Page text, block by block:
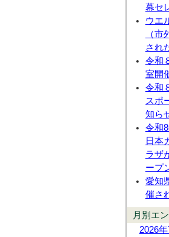
幕セ
ウエ
（市
され
令和
室開
令和
スポ
知ら
令和
日本
ラザ
ープ
愛知
催さ
月別エ
2026年